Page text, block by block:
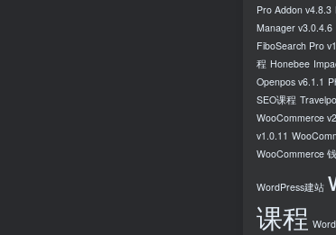
Pro Addon v4.8.3
Manager v3.0.4.6
FiboSearch Pro
程 Honebee
Openpos v6.1.1
SEO课程
WooCommerce
v1.0.11
WooCommerce
WordPress建站
课程